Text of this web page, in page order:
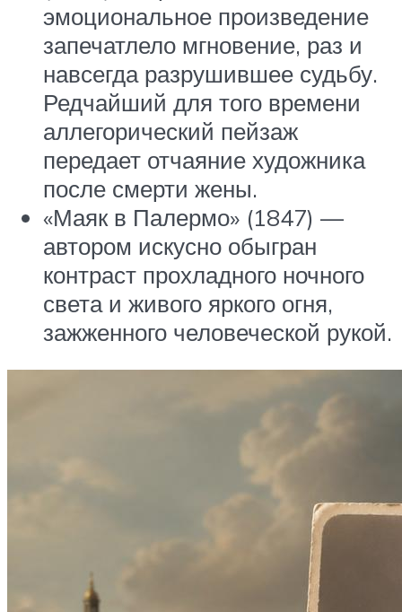
эмоциональное произведение
запечатлело мгновение, раз и
навсегда разрушившее судьбу.
Редчайший для того времени
аллегорический пейзаж
передает отчаяние художника
после смерти жены.
«Маяк в Палермо» (1847) —
автором искусно обыгран
контраст прохладного ночного
света и живого яркого огня,
зажженного человеческой рукой.